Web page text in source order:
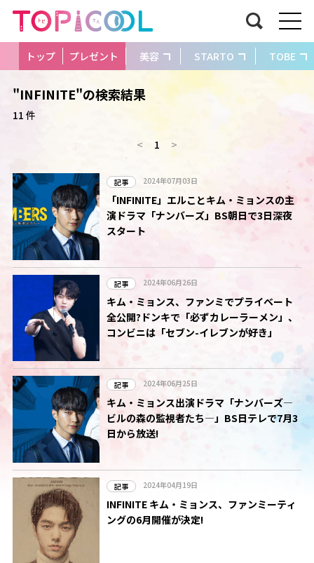
トップ プレゼント 美容 STARTO TOBE
"INFINITE"の検索結果
11 件
< 1 >
記事 2024年07月03日
「INFINITE」エルことキム・ミョンスの主
演ドラマ「ナンバーズ」BS朝日で3日深夜
スタート
記事 2024年06月26日
キム・ミョンス、ファンミでプライベート
全公開?ドンキで「必ずカレーラーメン」、
コンビニは「セブン-イレブンが好き」
記事 2024年06月25日
キム・ミョンス出演ドラマ「ナンバーズ―
ビルの森の監視者たち―」BS日テレで7月3
日から放送!
記事 2024年04月19日
INFINITE キム・ミョンス、ファンミーティ
ングの6月開催が決定!